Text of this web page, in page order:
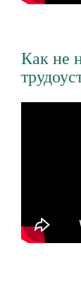
Как не